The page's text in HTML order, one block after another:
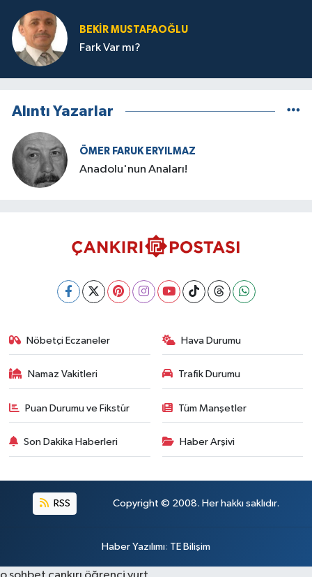
BEKIR MUSTAFAOĞLU
Fark Var mı?
Alıntı Yazarlar
ÖMER FARUK ERYILMAZ
Anadolu'nun Anaları!
Nöbetçi Eczaneler Hava Durumu
Namaz Vakitleri Trafik Durumu
Puan Durumu ve Fikstür Tüm Manşetler
Son Dakika Haberleri Haber Arşivi
RSS Copyright © 2008. Her hakkı saklıdır.
Haber Yazılımı: TE Bilişim